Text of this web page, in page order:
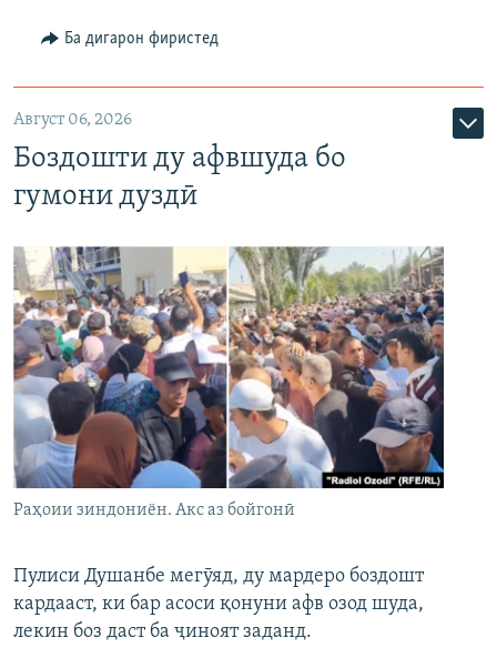
Ба дигарон фиристед
Август 06, 2026
Боздошти ду афвшуда бо
гумони дуздӣ
Раҳоии зиндониён. Акс аз бойгонӣ
Пулиси Душанбе мегӯяд, ду мардеро боздошт
кардааст, ки бар асоси қонуни афв озод шуда,
лекин боз даст ба ҷиноят заданд.